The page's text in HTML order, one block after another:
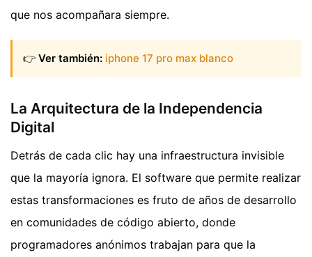
que nos acompañara siempre.
👉 Ver también: iphone 17 pro max blanco
La Arquitectura de la Independencia
Digital
Detrás de cada clic hay una infraestructura invisible
que la mayoría ignora. El software que permite realizar
estas transformaciones es fruto de años de desarrollo
en comunidades de código abierto, donde
programadores anónimos trabajan para que la